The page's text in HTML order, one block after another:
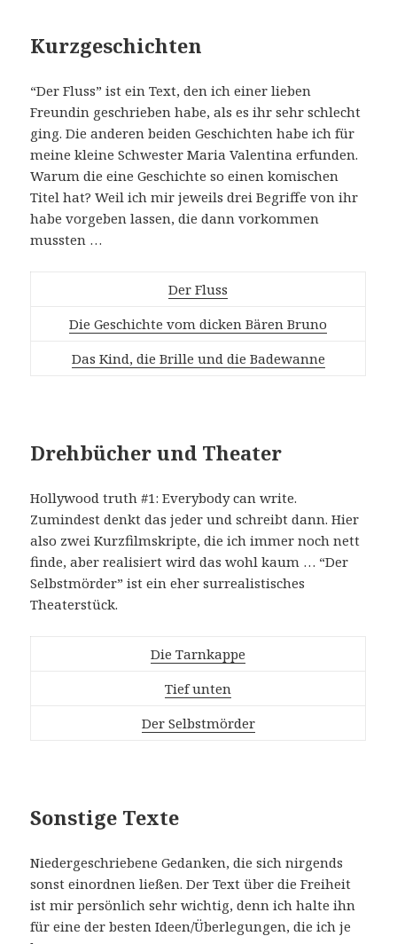
Kurzgeschichten
“Der Fluss” ist ein Text, den ich einer lieben
Freundin geschrieben habe, als es ihr sehr schlecht
ging. Die anderen beiden Geschichten habe ich für
meine kleine Schwester Maria Valentina erfunden.
Warum die eine Geschichte so einen komischen
Titel hat? Weil ich mir jeweils drei Begriffe von ihr
habe vorgeben lassen, die dann vorkommen
mussten …
Der Fluss
Die Geschichte vom dicken Bären Bruno
Das Kind, die Brille und die Badewanne
Drehbücher und Theater
Hollywood truth #1: Everybody can write.
Zumindest denkt das jeder und schreibt dann. Hier
also zwei Kurzfilmskripte, die ich immer noch nett
finde, aber realisiert wird das wohl kaum … “Der
Selbstmörder” ist ein eher surrealistisches
Theaterstück.
Die Tarnkappe
Tief unten
Der Selbstmörder
Sonstige Texte
Niedergeschriebene Gedanken, die sich nirgends
sonst einordnen ließen. Der Text über die Freiheit
ist mir persönlich sehr wichtig, denn ich halte ihn
für eine der besten Ideen/Überlegungen, die ich je